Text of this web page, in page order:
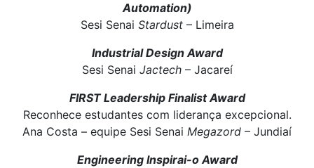
Automation)
Sesi Senai Stardust– Limeira
Industrial Design Award
Sesi Senai Jactech– Jacareí
FIRST Leadership Finalist Award
Reconhece estudantes com liderança excepcional.
Ana Costa – equipe Sesi Senai Megazord – Jundiaí
Engineering Inspirai-o Award